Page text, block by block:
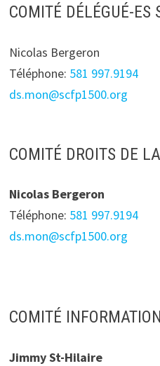
COMITÉ DÉLÉGUÉ-ES
Nicolas Bergeron
Téléphone: 581 997.9194
ds.mon@scfp1500.org
COMITÉ DROITS DE
Nicolas Bergeron
Téléphone: 581 997.9194
ds.mon@scfp1500.org
COMITÉ INFORMATION
Jimmy St-Hilaire